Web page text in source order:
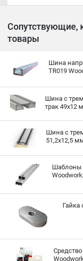
Сопутствующие,
товары
Шина
TR019
Шина с
трак 49х12
Шина с
51,2х12,5
Шаблоны
Гайка